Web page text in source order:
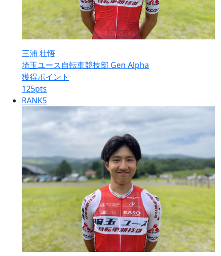
三浦 壮悟
埼玉ユース自転車競技部 Gen Alpha
獲得ポイント
125pts
RANK5